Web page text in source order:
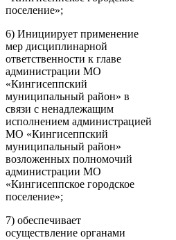
поселение»;
6) Инициирует применение
мер дисциплинарной
ответственности к главе
администрации МО
«Кингисеппский
муниципальный район» в
связи с ненадлежащим
исполнением администрацией
МО «Кингисеппский
муниципальный район»
возложенных полномочий
администрации МО
«Кингисеппское городское
поселение»;
7) обеспечивает
осуществление органами